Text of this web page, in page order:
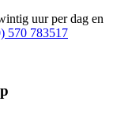
uur per dag en
570 783517